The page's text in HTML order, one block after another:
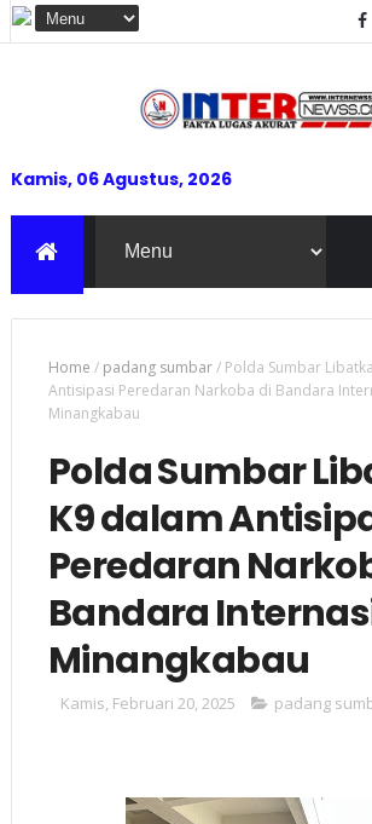
Kamis, 06 Agustus, 2026
Home / padang sumbar/ Polda Sumbar
Antisipasi Peredaran Narkoba di Bandara
Minangkabau
Polda Sumbar
K9 dalam
Peredaran
Bandara
Minangkabau
Kamis, Februari 20, 2025 padang